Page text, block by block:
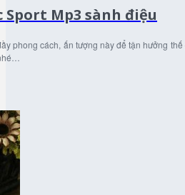
Sport Mp3 sành điệu
phong cách, ấn tượng này để tận hưởng